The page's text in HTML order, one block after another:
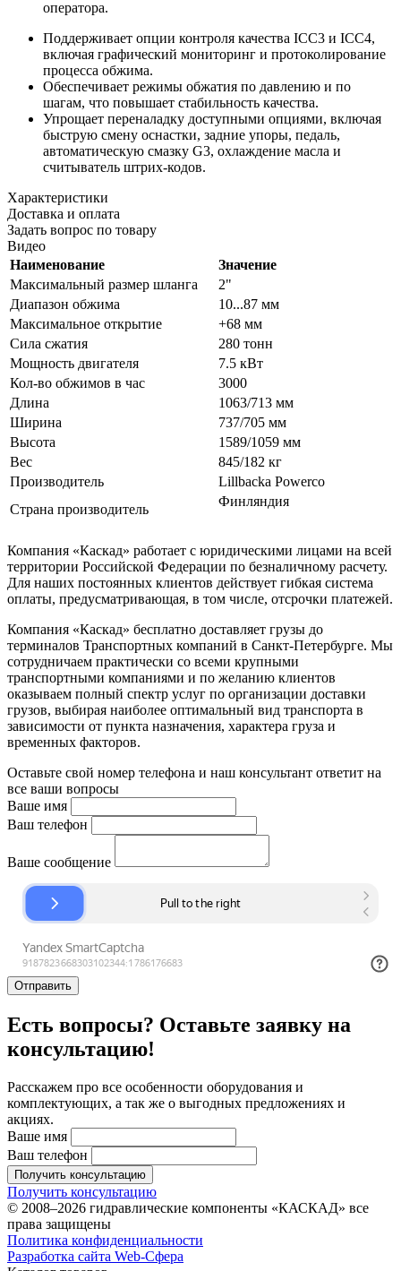
оператора.
Поддерживает опции контроля качества ICC3 и ICC4,
включая графический мониторинг и протоколирование
процесса обжима.
Обеспечивает режимы обжатия по давлению и по
шагам, что повышает стабильность качества.
Упрощает переналадку доступными опциями, включая
быструю смену оснастки, задние упоры, педаль,
автоматическую смазку G3, охлаждение масла и
считыватель штрих-кодов.
Характеристики
Доставка и оплата
Задать вопрос по товару
Видео
Наименование
Значение
Максимальный размер шланга
2"
Диапазон обжима
10...87 мм
Максимальное открытие
+68 мм
Сила сжатия
280 тонн
Мощность двигателя
7.5 кВт
Кол-во обжимов в час
3000
Длина
1063/713 мм
Ширина
737/705 мм
Высота
1589/1059 мм
Вес
845/182 кг
Производитель
Lillbacka Powerco
Страна производитель
Финляндия
Компания «Каскад» работает с юридическими лицами на всей
территории Российской Федерации по безналичному расчету.
Для наших постоянных клиентов действует гибкая система
оплаты, предусматривающая, в том числе, отсрочки платежей.
Компания «Каскад» бесплатно доставляет грузы до
терминалов Транспортных компаний в Санкт-Петербурге. Мы
сотрудничаем практически со всеми крупными
транспортными компаниями и по желанию клиентов
оказываем полный спектр услуг по организации доставки
грузов, выбирая наиболее оптимальный вид транспорта в
зависимости от пункта назначения, характера груза и
временных факторов.
Оставьте свой номер телефона и наш консультант ответит на
все ваши вопросы
Ваше имя
Ваш телефон
Ваше сообщение
Отправить
Есть вопросы? Оставьте заявку на
консультацию!
Расскажем про все особенности оборудования и
комплектующих, а так же о выгодных предложениях и
акциях.
Ваше имя
Ваш телефон
Получить консультацию
Получить консультацию
© 2008–2026 гидравлические компоненты «КАСКАД» все
права защищены
Политика конфиденциальности
Разработка сайта Web-Сфера